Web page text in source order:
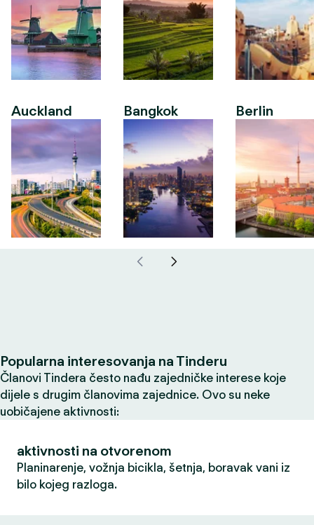
Auckland Bangkok Berlin
Popularna interesovanja na Tinderu
Članovi Tindera često nađu zajedničke interese koje
dijele s drugim članovima zajednice. Ovo su neke
uobičajene aktivnosti:
aktivnosti na otvorenom
Planinarenje, vožnja bicikla, šetnja, boravak vani iz
bilo kojeg razloga.